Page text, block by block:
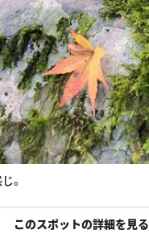
。
このスポットの詳細を見る